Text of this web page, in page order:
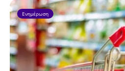
Ενημέρωση